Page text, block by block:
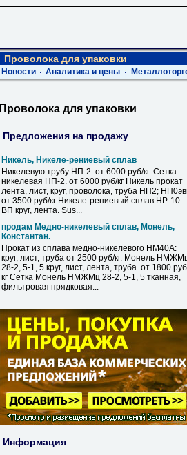
Проволока для упаковки
Новости Аналитика и цены
Проволока для упаковки
Предложения на продажу
Никель, Никеле-рениевый сплав
Никелевую трубу НП-2. от 6000 руб/кг. Сетка
никелевая НП-2. от 6000 руб/кг Никель прокат
лента, лист, круг, проволока, труба НП2;
от 3500 руб/кг Никеле-рениевый сплав НР-10
ВП круг, лента. Sus...
продам Медно-никелевый сплав, Монель,
Константан.
Прокат из сплава медно-никелевого НМ40А:
круг, лист, труба от 2500 руб/кг. Монель
28-2, 5-1, 5 круг, лист, лента, труба. от 1800
кг Сетка Монель НМЖМц 28-2, 5-1, 5 тканная,
фильтровая прядковая...
Информация